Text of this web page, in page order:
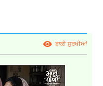
ਬਾਕੀ ਸੁਰਖੀਆਂ